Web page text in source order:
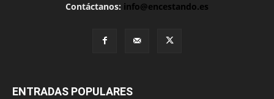
Contáctanos: info@encestando.es
ENTRADAS POPULARES